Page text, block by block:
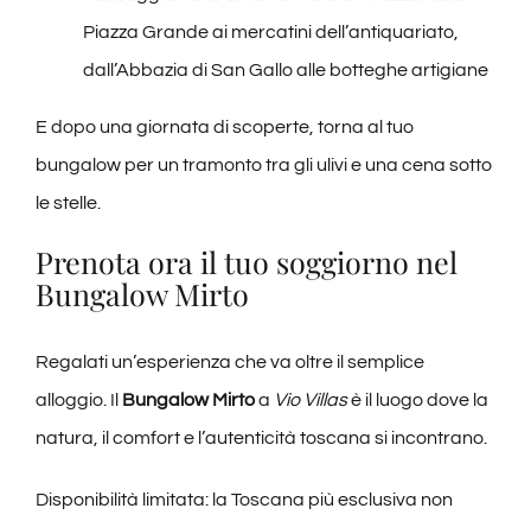
Piazza Grande ai mercatini dell’antiquariato,
dall’Abbazia di San Gallo alle botteghe artigiane
E dopo una giornata di scoperte, torna al tuo
bungalow per un tramonto tra gli ulivi e una cena sotto
le stelle.
Prenota ora il tuo soggiorno nel
Bungalow Mirto
Regalati un’esperienza che va oltre il semplice
alloggio. Il Bungalow Mirtoa Vio Villasè il luogo dove la
natura, il comfort e l’autenticità toscana si incontrano.
Disponibilità limitata: la Toscana più esclusiva non